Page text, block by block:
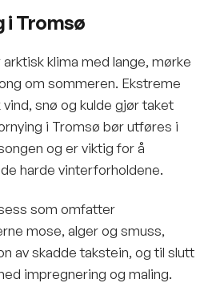
i Tromsø
klima med lange, mørke
om sommeren. Ekstreme
snø og kulde gjør taket
i Tromsø bør utføres i
og er viktig for å
harde vinterforholdene.
som omfatter
mose, alger og smuss,
av skadde takstein, og til slutt
impregnering og maling.